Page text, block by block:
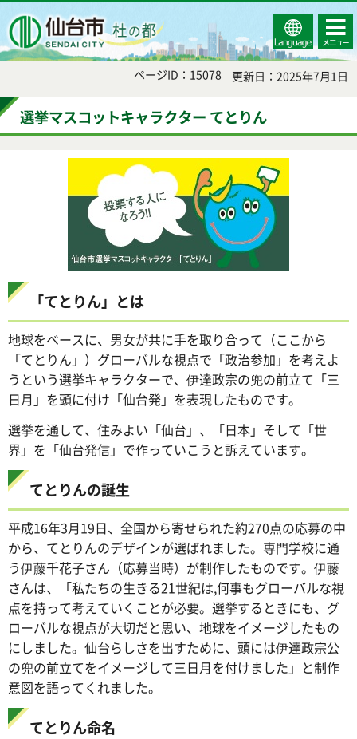
Select
Language
コンテ
ンツメ
ニュー
ページID：15078 更新日：2025年7月1日
選挙マスコットキャラクター てとりん
「てとりん」とは
地球をベースに、男女が共に手を取り合って（ここから
「てとりん」）グローバルな視点で「政治参加」を考えよ
うという選挙キャラクターで、伊達政宗の兜の前立て「三
日月」を頭に付け「仙台発」を表現したものです。
選挙を通して、住みよい「仙台」、「日本」そして「世
界」を「仙台発信」で作っていこうと訴えています。
てとりんの誕生
平成16年3月19日、全国から寄せられた約270点の応募の中
から、てとりんのデザインが選ばれました。専門学校に通
う伊藤千花子さん（応募当時）が制作したものです。伊藤
さんは、「私たちの生きる21世紀は,何事もグローバルな視
点を持って考えていくことが必要。選挙するときにも、グ
ローバルな視点が大切だと思い、地球をイメージしたもの
にしました。仙台らしさを出すために、頭には伊達政宗公
の兜の前立てをイメージして三日月を付けました」と制作
意図を語ってくれました。
てとりん命名